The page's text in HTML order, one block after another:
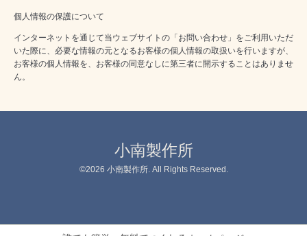
個人情報の保護について
インターネットを通じて当ウェブサイトの「お問い合わせ」をご利用いただ
いた際に、必要な情報の元となるお客様の個人情報の取扱いを行いますが、
お客様の個人情報を、お客様の同意なしに第三者に開示することはありませ
ん。
小南製作所
©2026 小南製作所. All Rights Reserved.